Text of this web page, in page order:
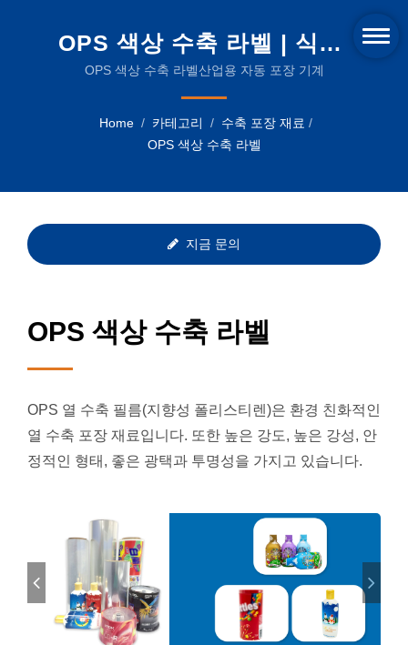
OPS 색상 수축 라벨 | 식품,
음료 및 제약 산업을 위한 신
뢰할 수 있는 포장 솔루션
OPS 색상 수축 라벨산업용 자동 포장 기계
Home / 카테고리 / 수축 포장 재료 /
OPS 색상 수축 라벨
지금 문의
OPS 색상 수축 라벨
OPS 열 수축 필름(지향성 폴리스티렌)은 환경 친화적인
열 수축 포장 재료입니다. 또한 높은 강도, 높은 강성, 안
정적인 형태, 좋은 광택과 투명성을 가지고 있습니다.